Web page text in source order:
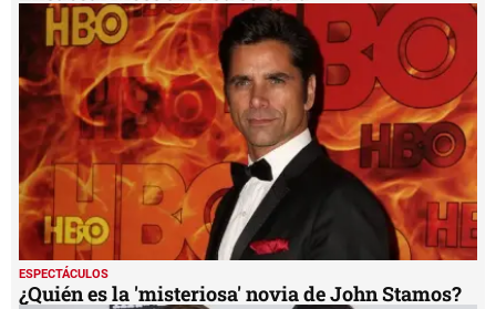
ESPECTÁCULOS
¿Quién es la 'misteriosa' novia de John Stamos?